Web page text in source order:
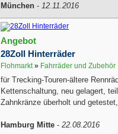
München - 12.11.2016
Angebot
28Zoll Hinterräder
Flohmarkt» Fahrräder und Zubehör
für Trecking-Touren-ältere
Kettenschaltung, neu gelagert,
Zahnkränze überholt und
Hamburg Mitte - 22.08.2016